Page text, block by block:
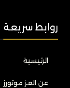
روابط سريعة
الرئيسية
عن العز موتورز